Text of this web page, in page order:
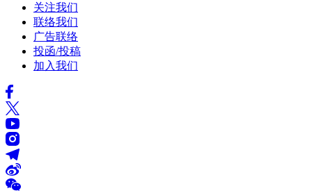
关注我们
联络我们
广告联络
投函/投稿
加入我们